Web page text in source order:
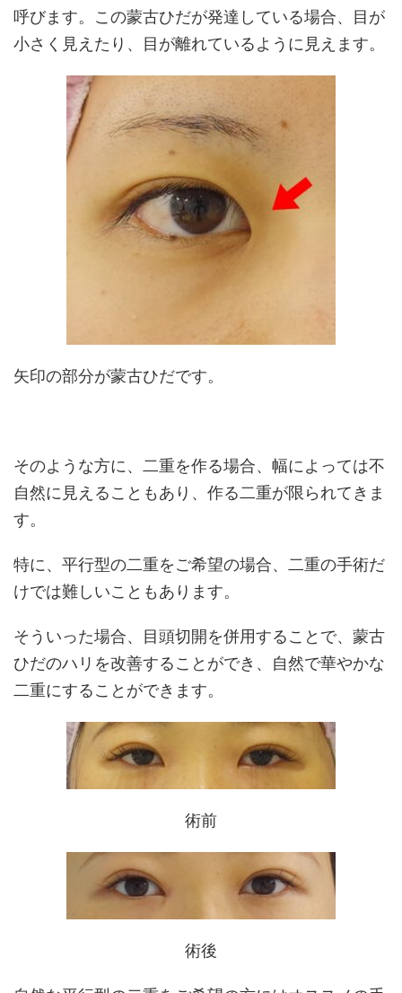
呼びます。この蒙古ひだが発達している場合、目が
小さく見えたり、目が離れているように見えます。
矢印の部分が蒙古ひだです。
そのような方に、二重を作る場合、幅によっては不
自然に見えることもあり、作る二重が限られてきま
す。
特に、平行型の二重をご希望の場合、二重の手術だ
けでは難しいこともあります。
そういった場合、目頭切開を併用することで、蒙古
ひだのハリを改善することができ、自然で華やかな
二重にすることができます。
術前
術後